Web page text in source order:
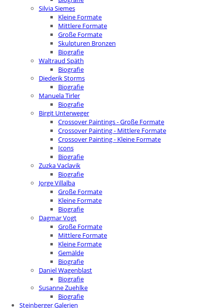
Silvia Siemes
Kleine Formate
Mittlere Formate
Große Formate
Skulpturen Bronzen
Biografie
Waltraud Späth
Biografie
Diederik Storms
Biografie
Manuela Tirler
Biografie
Birgit Unterweger
Crossover Paintings - Große Formate
Crossover Painting - Mittlere Formate
Crossover Painting - Kleine Formate
Icons
Biografie
Zuzka Vaclavik
Biografie
Jorge Villalba
Große Formate
Kleine Formate
Biografie
Dagmar Vogt
Große Formate
Mittlere Formate
Kleine Formate
Gemälde
Biografie
Daniel Wagenblast
Biografie
Susanne Zuehlke
Biografie
Steinberger Galerien